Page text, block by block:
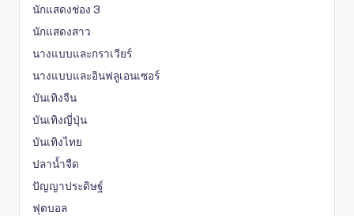
นักแสดงช่อง 3
นักแสดงสาว
นางแบบและกราเวียร์
นางแบบและอินฟลูเอนเซอร์
บันเทิงจีน
บันเทิงญี่ปุ่น
บันเทิงไทย
ปลาน้ำจืด
ปัญญาประดิษฐ์
ฟุตบอล